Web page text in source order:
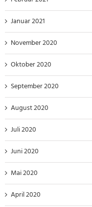
Januar 2021
November 2020
Oktober 2020
September 2020
August 2020
Juli 2020
Juni 2020
Mai 2020
April 2020